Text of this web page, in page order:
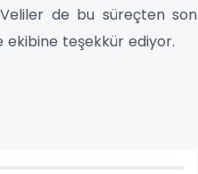
de bu süreçten son
ekibine teşekkür ediyor.